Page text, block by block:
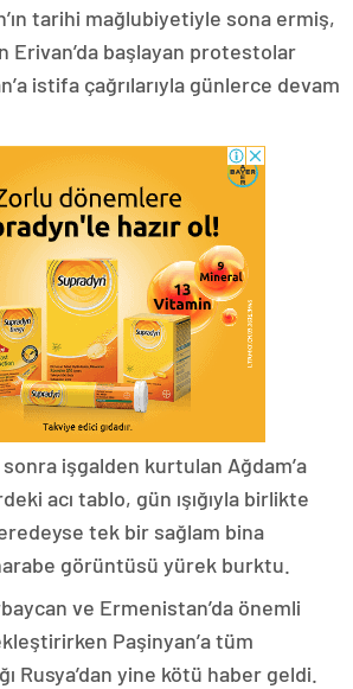
tarihi mağlubiyetiyle sona ermiş,
Erivan’da başlayan protestolar
istifa çağrılarıyla günlerce devam
sonra işgalden kurtulan Ağdam’a
acı tablo, gün ışığıyla birlikte
tek bir sağlam bina
görüntüsü yürek burktu.
ve Ermenistan’da önemli
Paşinyan’a tüm
Rusya’dan yine kötü haber geldi.